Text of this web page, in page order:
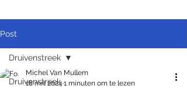
Post
Druivenstreek
Druivenstreek
Michel Van Mullem
18 mrt 2024 1 minuten om te lezen